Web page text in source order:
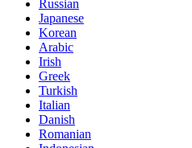
Russian
Japanese
Korean
Arabic
Irish
Greek
Turkish
Italian
Danish
Romanian